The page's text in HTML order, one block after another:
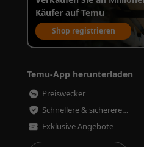
Käufer auf Temu
Shop registrieren
Temu-App herunterladen
Preiswecker
Schnellere & sicherere Bestellungen
Exklusive Angebote